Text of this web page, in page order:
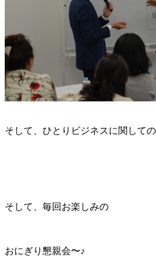
そして、ひとりビジネスに関して
そして、毎回お楽しみの
おにぎり懇親会〜♪